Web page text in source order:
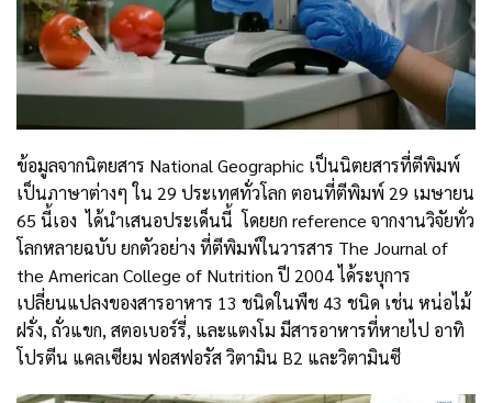
ข้อมูลจากนิตยสาร National Geographic เป็นนิตยสารที่ตีพิมพ์
เป็นภาษาต่างๆ ใน 29 ประเทศทั่วโลก ตอนที่ตีพิมพ์ 29 เมษายน
65 นี้เอง ได้นำเสนอประเด็นนี้ โดยยก reference จากงานวิจัยทั่ว
โลกหลายฉบับ ยกตัวอย่าง ที่ตีพิมพ์ในวารสาร The Journal of
the American College of Nutrition ปี 2004 ได้ระบุการ
เปลี่ยนแปลงของสารอาหาร 13 ชนิดในพืช 43 ชนิด เช่น หน่อไม้
ฝรั่ง, ถั่วแขก, สตอเบอร์รี่, และแตงโม มีสารอาหารที่หายไป อาทิ
โปรตีน แคลเซียม ฟอสฟอรัส วิตามิน B2 และวิตามินซี